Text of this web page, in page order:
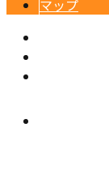
マップ